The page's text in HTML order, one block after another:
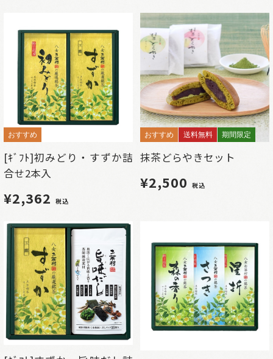
おすすめ
[ｷﾞﾌﾄ]初みどり・すずか詰
合せ2本入
¥2,362 税込
おすすめ 送料無料 期間限定
抹茶どらやきセット
¥2,500 税込